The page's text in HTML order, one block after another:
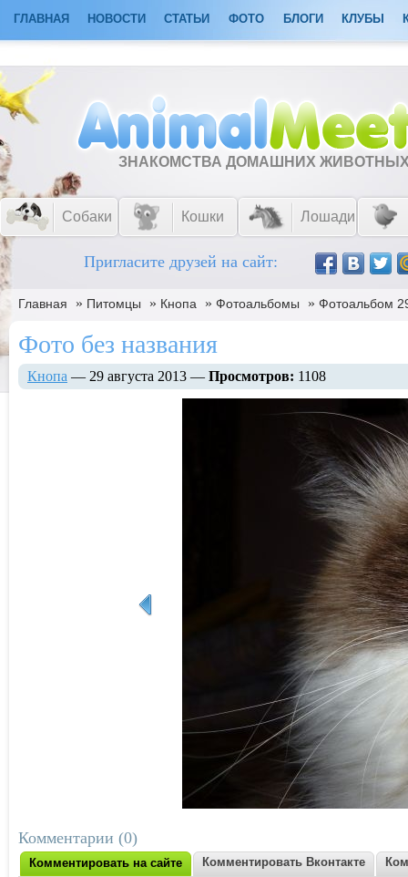
ГЛАВНАЯ НОВОСТИ СТАТЬИ ФОТО БЛОГИ КЛУБЫ
ЗНАКОМСТВА ДОМАШНИХ
Собаки Кошки Лошади
Пригласите друзей на сайт:
Главная » Питомцы » Кнопа » Фотоальбомы » Фотоальбом
Фото без названия
Кнопа — 29 августа 2013 — Просмотров: 1108
Комментарии (0)
Комментировать на сайте Комментировать Вконтакте